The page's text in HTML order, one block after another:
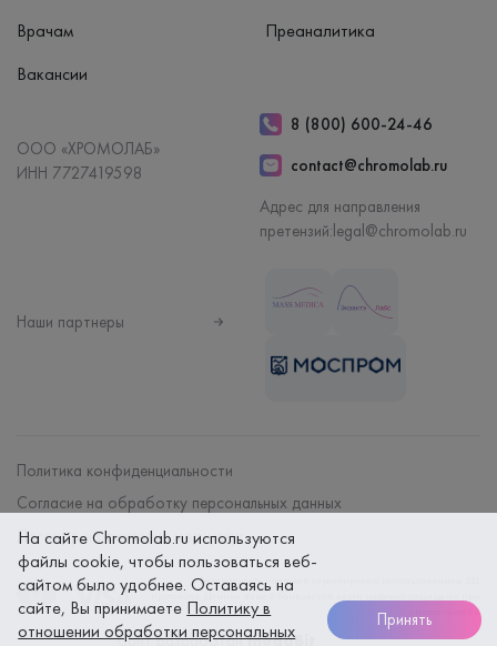
Врачам
Вакансии
Преаналитика
ООО «ХРОМОЛАБ»
ИНН 7727419598
8 (800) 600-24-46
contact@chromolab.ru
Адрес для направления
претензий:legal@chromolab.ru
Наши партнеры
Политика конфиденциальности
Согласие на обработку персональных данных
Договор на оказание мед. услуг
Безопасность платежей гарантируется использованием SSL
протокола. Данные вашей банковской карты надежно защищены при
оплате онлайн
Сайт разработанmegaBit
На сайте Chromolab.ru используются
файлы cookie, чтобы пользоваться веб-
сайтом было удобнее. Оставаясь на
сайте, Вы принимаете Политику в
отношении обработки персональных
Принять